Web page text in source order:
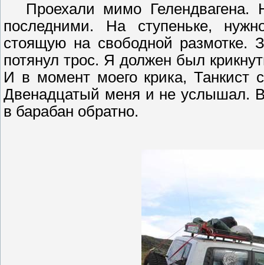
Проехали мимо Гелендвагена.
последними. На ступеньке,
стоящую на свободной размотке.
потянул трос. Я должен был
И в момент моего крика, Танкист
Двенадцатый меня и не услышал.
в барабан обратно.